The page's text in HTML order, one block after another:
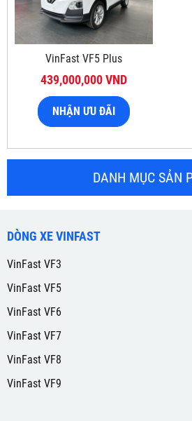
DANH MỤC SẢN
VinFast VF5 Plus
439,000,000 VND
NHẬN ƯU ĐÃI
DÒNG XE VINFAST
VinFast VF3
VinFast VF5
VinFast VF6
VinFast VF7
VinFast VF8
VinFast VF9